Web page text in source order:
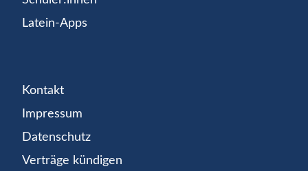
Latein-Apps
Kontakt
Impressum
Datenschutz
Verträge kündigen